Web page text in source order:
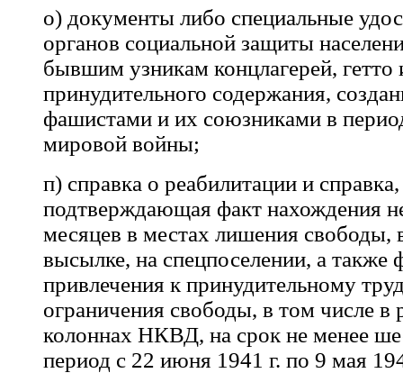
о) документы либо специальные
органов социальной защиты
бывшим узникам концлагерей, гетто
принудительного содержания,
фашистами и их союзниками в
мировой войны;
п) справка о реабилитации и справка,
подтверждающая факт нахождения
месяцев в местах лишения свободы,
высылке, на спецпоселении, а также
привлечения к принудительному
ограничения свободы, в том числе в
колоннах НКВД, на срок не менее
период с 22 июня 1941 г. по 9 мая